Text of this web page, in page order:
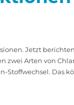
Jetzt
zwei Arten von
Das